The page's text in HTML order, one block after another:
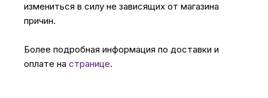
измениться в силу не зависящих от магазина
причин.
Более подробная информация по доставки и
оплате на странице.